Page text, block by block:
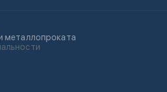
металлопроката